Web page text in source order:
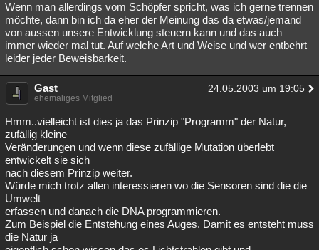
Wenn man allerdings vom Schöpfer spricht, was ich gerne trennen
möchte, dann bin ich da eher der Meinung das da etwas/jemand
von aussen unsere Entwicklung steuern kann und das auch
immer wieder mal tut. Auf welche Art und Weise und wer entbehrt
leider jeder Beweisbarkeit.
Gast 24.05.2003 um 19:05
ehemaliges Mitglied
Hmm..vielleicht ist dies ja das Prinzip "Programm" der Natur,
zufällig kleine
Veränderungen und wenn diese zufällige Mutation überlebt
entwickelt sie sich
nach diesem Prinzip weiter.
Würde mich trotz allen interessieren wo die Sensoren sind die die
Umwelt
erfassen und danach die DNA programmieren.
Zum Beispiel die Entstehung eines Auges. Damit es entsteht muss
die Natur ja